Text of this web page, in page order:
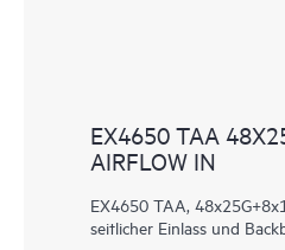
EX4650 TAA
AIRFLOW IN
EX4650 TAA,
seitlicher Einlass und